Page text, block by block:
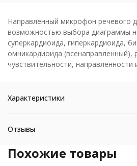
Направленный микрофон речевого
возможностью выбора диаграммы
суперкардиоида, гиперкардиоида,
омникардиоида (всенаправленный),
чувствительности,
Характеристики
Отзывы
Похожие товары